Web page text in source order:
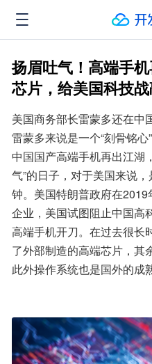
扬眉吐气！高端手
芯片，给美国科技
美国商务部长雷蒙多还在中
雷蒙多来说是一个“刻骨铭
中国国产高端手机再出江湖
气”的日子，对于美国来说
钟。美国特朗普政府在
企业，美国试图阻止中国高
高端手机开刀。在过去很长
了外部制造的高端芯片，其
此外操作系统也是国外的成